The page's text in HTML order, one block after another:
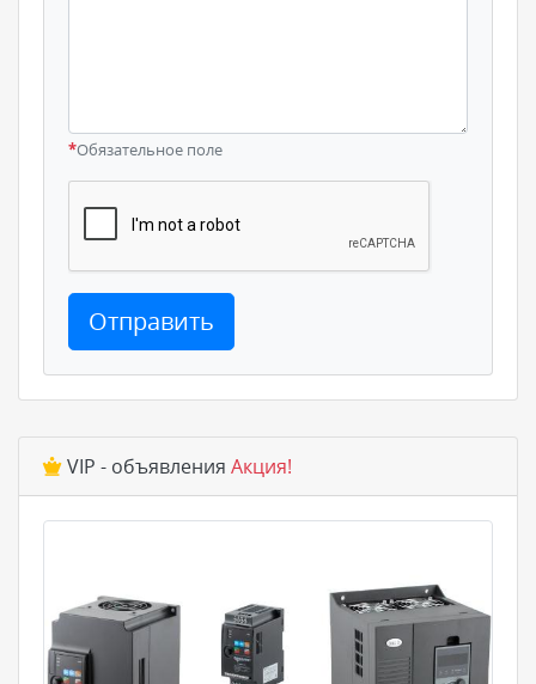
*Обязательное поле
Отправить
VIP - объявления Акция!